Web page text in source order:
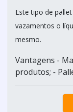
Este tipo de
vazamentos o
mesmo.
Vantagens -
produtos; -